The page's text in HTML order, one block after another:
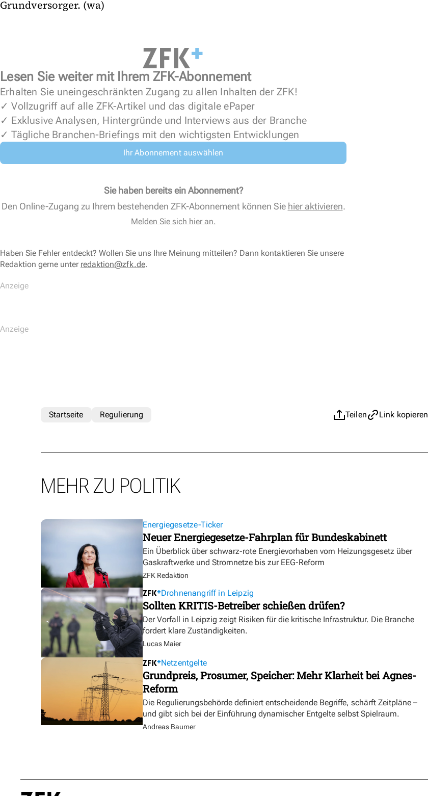
Grundversorger. (wa)
Lesen Sie weiter mit Ihrem ZFK-Abonnement
Erhalten Sie uneingeschränkten Zugang zu allen Inhalten der ZFK!
✓ Vollzugriff auf alle ZFK-Artikel und das digitale ePaper
✓ Exklusive Analysen, Hintergründe und Interviews aus der Branche
✓ Tägliche Branchen-Briefings mit den wichtigsten Entwicklungen
Ihr Abonnement auswählen
Sie haben bereits ein Abonnement?
Den Online-Zugang zu Ihrem bestehenden ZFK-Abonnement können Sie hier aktivieren.
Melden Sie sich hier an.
Haben Sie Fehler entdeckt? Wollen Sie uns Ihre Meinung mitteilen? Dann kontaktieren Sie unsere
Redaktion gerne unter redaktion@zfk.de.
Teilen Link kopieren
Startseite Regulierung
MEHR ZU POLITIK
Energiegesetze-Ticker
Neuer Energiegesetze-Fahrplan für Bundeskabinett
Ein Überblick über schwarz-rote Energievorhaben vom Heizungsgesetz über
Gaskraftwerke und Stromnetze bis zur EEG-Reform
ZFK Redaktion
Drohnenangriff in Leipzig
Sollten KRITIS-Betreiber schießen drüfen?
Der Vorfall in Leipzig zeigt Risiken für die kritische Infrastruktur. Die Branche
fordert klare Zuständigkeiten.
Lucas Maier
Netzentgelte
Grundpreis, Prosumer, Speicher: Mehr Klarheit bei Agnes-
Reform
Die Regulierungsbehörde definiert entscheidende Begriffe, schärft Zeitpläne –
und gibt sich bei der Einführung dynamischer Entgelte selbst Spielraum.
Andreas Baumer